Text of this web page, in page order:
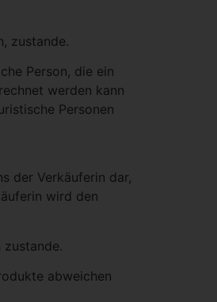
zustande.
Person, die ein
werden kann
Personen
der Verkäuferin dar,
wird den
abweichen